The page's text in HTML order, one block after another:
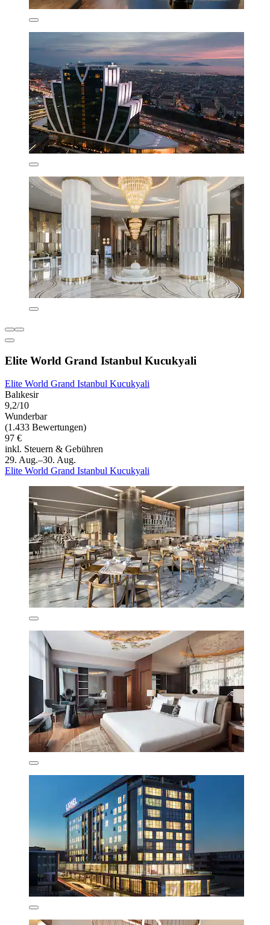
Elite World Grand Istanbul Kucukyali
Elite World Grand Istanbul Kucukyali
Balıkesir
9,2/10
Wunderbar
(1.433 Bewertungen)
97 €
inkl. Steuern & Gebühren
29. Aug.–30. Aug.
Elite World Grand Istanbul Kucukyali